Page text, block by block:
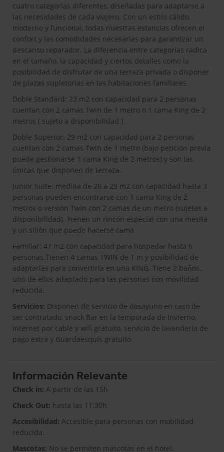
cuatro categorías diferentes, diseñadas para adaptarse a
las necesidades de cada viajero. Con un estilo cálido,
moderno y funcional, todas nuestras estancias ofrecen el
confort y las comodidades necesarias para garantizar un
descanso reparador. La diferencia entre categorías radica
en el tamaño, la capacidad y ciertos detalles como la
posibilidad de disfrutar de una terraza privada o disponer
de plazas supletorias en las habitaciones familiares.
Doble Standard: 23 m2 con capacidad para 2 personas
cuentan con 2 camas Twin de 1 metro o 1 cama King de 2
metros ( sujeto a disponibilidad )
Doble Superior: 29 m2 con capacidad para 2 personas
cuentan con 2 camas Twin de 1 metro (bajo petición previa
puede gestionarse 1 cama King de 2 metros) y son las
únicas que disponen de terraza.
Junior Suite: medida de 26 a 29 m2 con capacidad hasta 3
personas pueden encontrarse con 1 cama King de 2
metros o versión Twin con 2 camas de un metro (sujetas a
disponibilidad). Tienen un rincón especial con una mesita
y un sillón que puede hacerse cama.
Familiar: 47 m2 con capacidad para hospedar hasta 6
personas.Tienen 4 camas TWIN de 1 m y posibilidad de
adaptarlas para convertirla en una KING. Tiene 2 baños,
uno de ellos adaptado para las personas con movilidad
reducida.
Servicios: Disponen de servicio de desayuno en caso de
ser contratado, snack Bar en la temporada de Invierno,
internet por cable y wifi gratuito, servicio de lavanderia de
pago extra y Guardaesquís gratuito.
Información Relevante
Check in: A partir de las 15h
Check Out: hasta las 11:30h
Accesibilidad: Accesible para personas con mobilidad
reducida.
Mascotas: No se permiten mascotas en el hotel.